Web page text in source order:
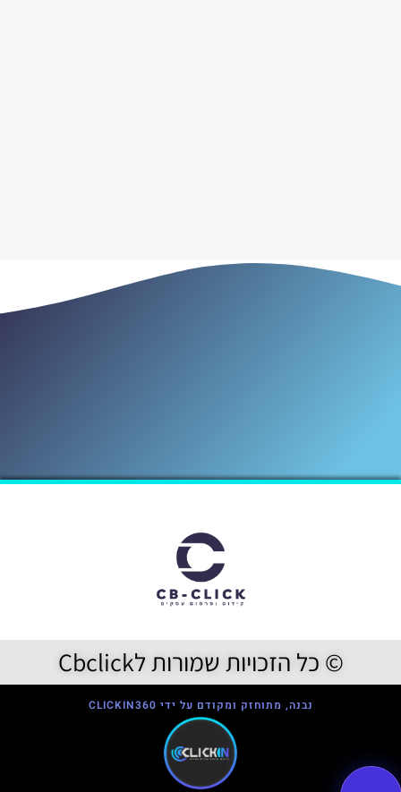
© כל הזכויות שמורות לCbclick
נבנה, מתוחזק ומקודם על ידי CLICKIN360